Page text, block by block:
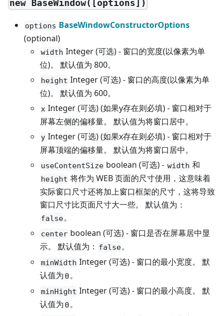
new BaseWindow([options])
options BaseWindowConstructorOptions
(optional)
width Integer (可选) - 窗口的宽度(以像素为单
位)。 默认值为 800。
height Integer (可选) - 窗口的高度(以像素为单
位)。 默认值为 600。
x Integer (可选) (如果y存在则必填) - 窗口相对于
屏幕左侧的偏移量。 默认值为将窗口居中。
y Integer (可选) (如果x存在则必填) - 窗口相对于
屏幕顶端的偏移量。 默认值为将窗口居中。
useContentSize boolean (可选) - width 和
height 将作为 WEB 页面的尺寸使用，这意味着
实际窗口尺寸还将加上窗口框架的尺寸，这将导致
窗口尺寸比页面尺寸大一些。 默认值为：
false。
center boolean (可选) - 窗口是否在屏幕居中显
示。 默认值为： false。
minWidth Integer (可选) - 窗口的最小宽度。 默
认值为 0。
minHight Integer (可选) - 窗口的最小高度。 默
认值为 0。